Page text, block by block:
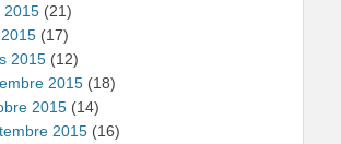
2015 (21)
(17)
2015 (12)
2015 (18)
2015 (14)
2015 (16)